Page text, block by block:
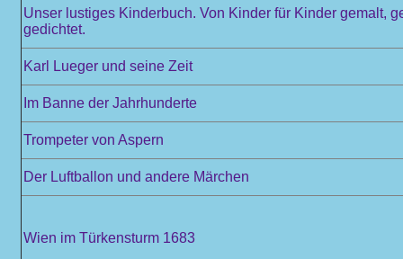
Unser lustiges Kinderbuch. Von Kinder für Kinder gemalt,
gedichtet.
Karl Lueger und seine Zeit
Im Banne der Jahrhunderte
Trompeter von Aspern
Der Luftballon und andere Märchen
Wien im Türkensturm 1683